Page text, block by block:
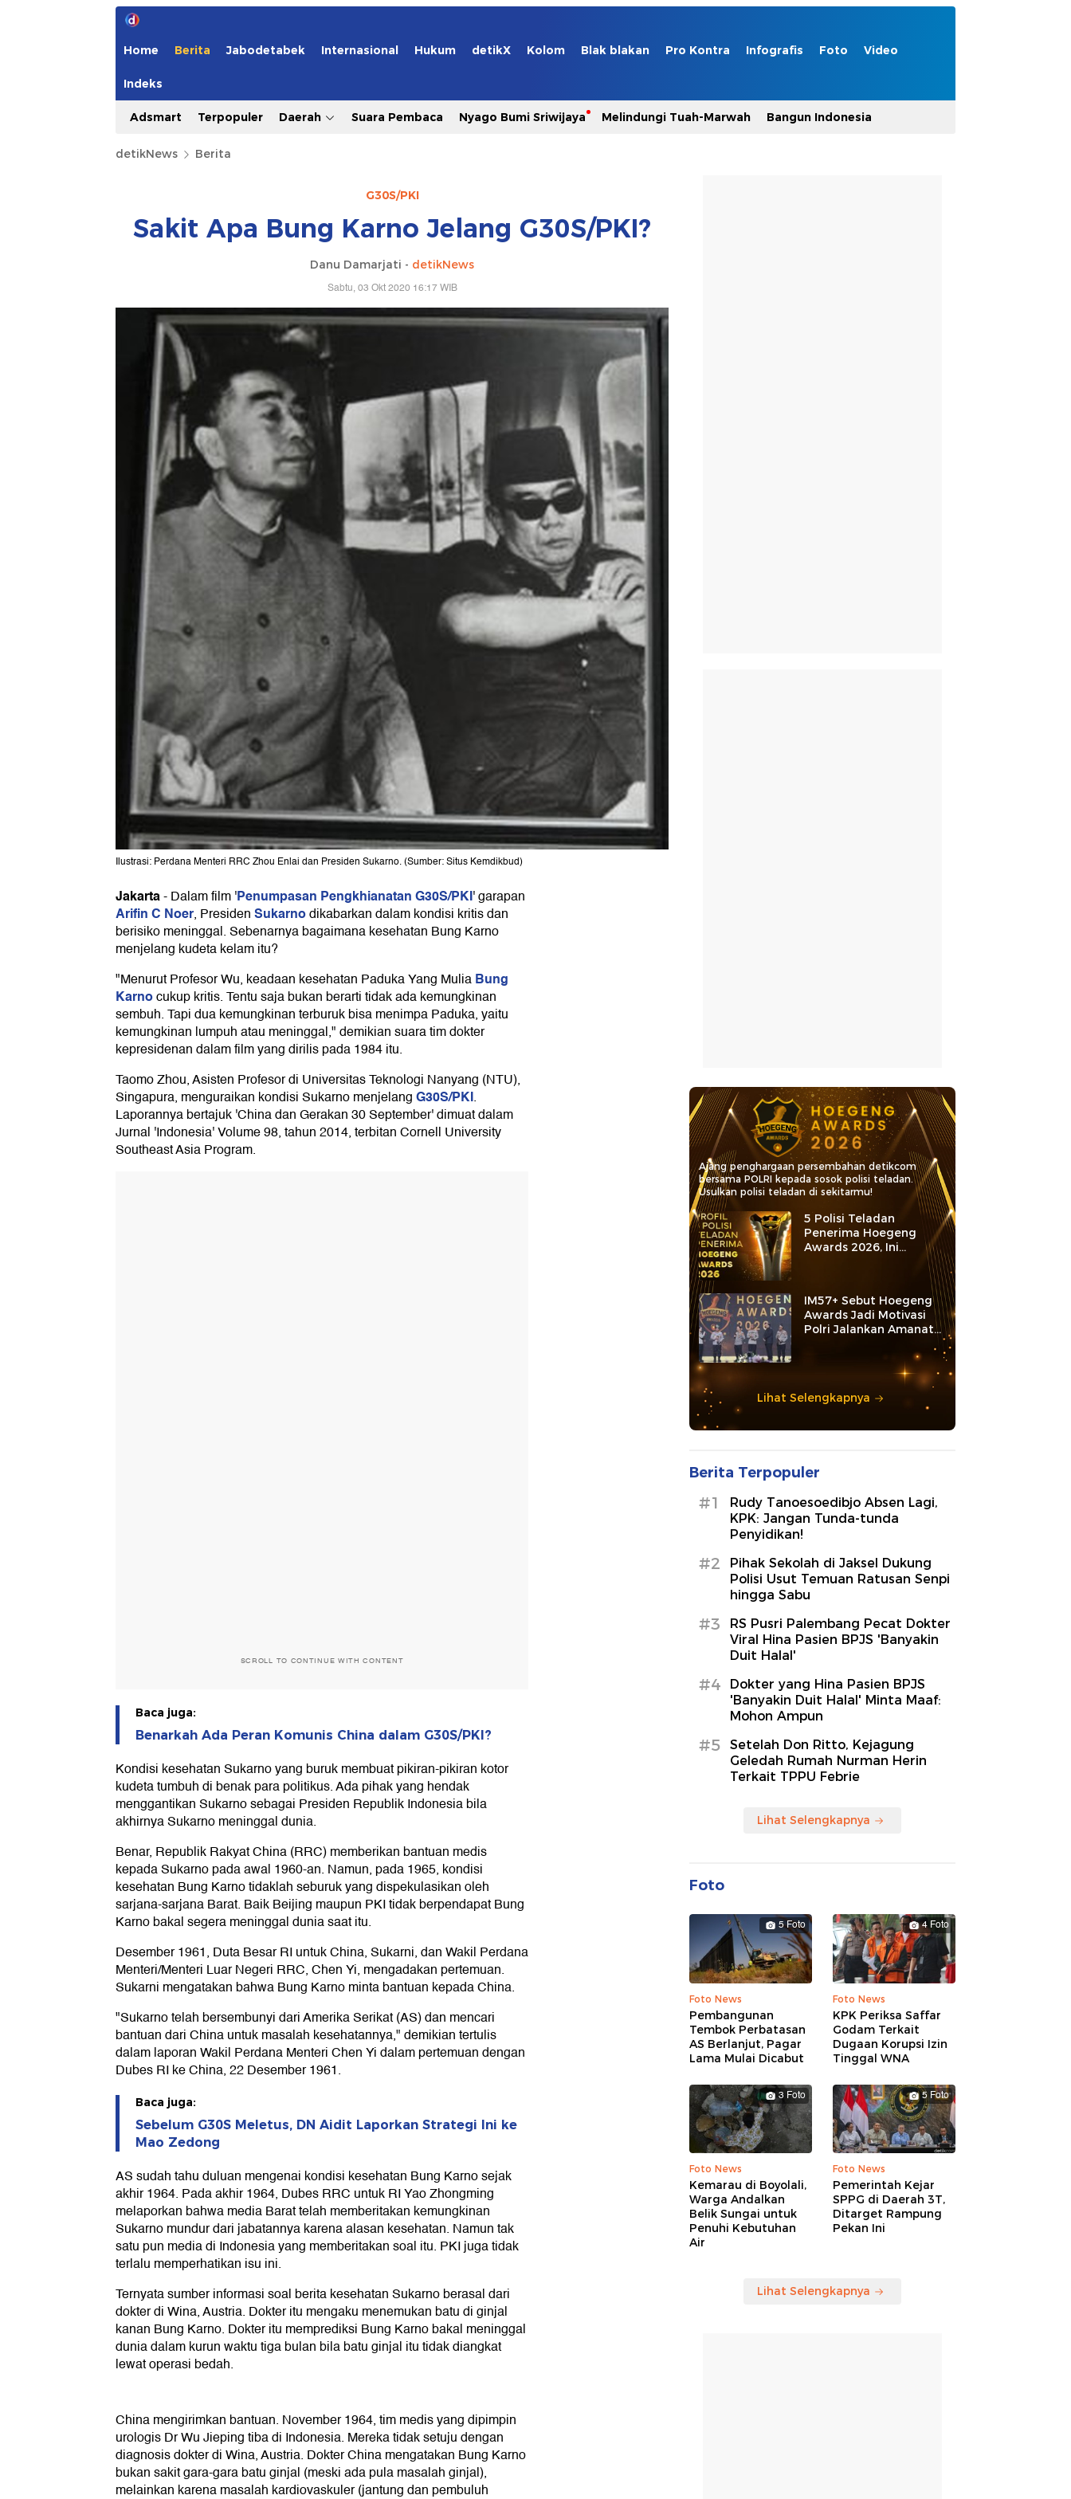
Home Berita Jabodetabek Internasional Hukum detikX Kolom Blak blakan Pro Kontra Infografis Foto Video
Indeks
Adsmart Terpopuler Daerah Suara Pembaca Nyago Bumi Sriwijaya Melindungi Tuah-Marwah Bangun Indonesia
detikNews Berita
G30S/PKI
Sakit Apa Bung Karno Jelang G30S/PKI?
Danu Damarjati - detikNews
Sabtu, 03 Okt 2020 16:17 WIB
Ilustrasi: Perdana Menteri RRC Zhou Enlai dan Presiden Sukarno. (Sumber: Situs Kemdikbud)
Jakarta-Dalam film 'Penumpasan Pengkhianatan G30S/PKI' garapan
Arifin C Noer, PresidenSukarnodikabarkan dalam kondisi kritis dan
berisiko meninggal. Sebenarnya bagaimana kesehatan Bung Karno
menjelang kudeta kelam itu?
"Menurut Profesor Wu, keadaan kesehatan Paduka Yang MuliaBung
Karnocukup kritis. Tentu saja bukan berarti tidak ada kemungkinan
sembuh. Tapi dua kemungkinan terburuk bisa menimpa Paduka, yaitu
kemungkinan lumpuh atau meninggal," demikian suara tim dokter
kepresidenan dalam film yang dirilis pada 1984 itu.
Taomo Zhou, Asisten Profesor di Universitas Teknologi Nanyang (NTU),
Singapura, menguraikan kondisi Sukarno menjelangG30S/PKI.
Laporannya bertajuk 'China dan Gerakan 30 September' dimuat dalam
Jurnal 'Indonesia' Volume 98, tahun 2014, terbitan Cornell University
Southeast Asia Program.
SCROLL TO CONTINUE WITH CONTENT
Baca juga:
Benarkah Ada Peran Komunis China dalam G30S/PKI?
Kondisi kesehatan Sukarno yang buruk membuat pikiran-pikiran kotor
kudeta tumbuh di benak para politikus. Ada pihak yang hendak
menggantikan Sukarno sebagai Presiden Republik Indonesia bila
akhirnya Sukarno meninggal dunia.
Benar, Republik Rakyat China (RRC) memberikan bantuan medis
kepada Sukarno pada awal 1960-an. Namun, pada 1965, kondisi
kesehatan Bung Karno tidaklah seburuk yang dispekulasikan oleh
sarjana-sarjana Barat. Baik Beijing maupun PKI tidak berpendapat Bung
Karno bakal segera meninggal dunia saat itu.
Desember 1961, Duta Besar RI untuk China, Sukarni, dan Wakil Perdana
Menteri/Menteri Luar Negeri RRC, Chen Yi, mengadakan pertemuan.
Sukarni mengatakan bahwa Bung Karno minta bantuan kepada China.
"Sukarno telah bersembunyi dari Amerika Serikat (AS) dan mencari
bantuan dari China untuk masalah kesehatannya," demikian tertulis
dalam laporan Wakil Perdana Menteri Chen Yi dalam pertemuan dengan
Dubes RI ke China, 22 Desember 1961.
Baca juga:
Sebelum G30S Meletus, DN Aidit Laporkan Strategi Ini ke
Mao Zedong
AS sudah tahu duluan mengenai kondisi kesehatan Bung Karno sejak
akhir 1964. Pada akhir 1964, Dubes RRC untuk RI Yao Zhongming
melaporkan bahwa media Barat telah memberitakan kemungkinan
Sukarno mundur dari jabatannya karena alasan kesehatan. Namun tak
satu pun media di Indonesia yang memberitakan soal itu. PKI juga tidak
terlalu memperhatikan isu ini.
Ternyata sumber informasi soal berita kesehatan Sukarno berasal dari
dokter di Wina, Austria. Dokter itu mengaku menemukan batu di ginjal
kanan Bung Karno. Dokter itu memprediksi Bung Karno bakal meninggal
dunia dalam kurun waktu tiga bulan bila batu ginjal itu tidak diangkat
lewat operasi bedah.
China mengirimkan bantuan. November 1964, tim medis yang dipimpin
urologis Dr Wu Jieping tiba di Indonesia. Mereka tidak setuju dengan
diagnosis dokter di Wina, Austria. Dokter China mengatakan Bung Karno
bukan sakit gara-gara batu ginjal (meski ada pula masalah ginjal),
melainkan karena masalah kardiovaskuler (jantung dan pembuluh
Ajang penghargaan persembahan detikcom
bersama POLRI kepada sosok polisi teladan.
Usulkan polisi teladan di sekitarmu!
5 Polisi Teladan
Penerima Hoegeng
Awards 2026, Ini
Kategori dan Kiprahnya
IM57+ Sebut Hoegeng
Awards Jadi Motivasi
Polri Jalankan Amanat
Lihat Selengkapnya
Berita Terpopuler
#1
Rudy Tanoesoedibjo Absen Lagi,
KPK: Jangan Tunda-tunda
Penyidikan!
#2
Pihak Sekolah di Jaksel Dukung
Polisi Usut Temuan Ratusan Senpi
hingga Sabu
#3
RS Pusri Palembang Pecat Dokter
Viral Hina Pasien BPJS 'Banyakin
Duit Halal'
#4
Dokter yang Hina Pasien BPJS
'Banyakin Duit Halal' Minta Maaf:
Mohon Ampun
#5
Setelah Don Ritto, Kejagung
Geledah Rumah Nurman Herin
Terkait TPPU Febrie
Lihat Selengkapnya
Foto
5 Foto
Foto News
Pembangunan
Tembok Perbatasan
AS Berlanjut, Pagar
Lama Mulai Dicabut
4 Foto
Foto News
KPK Periksa Saffar
Godam Terkait
Dugaan Korupsi Izin
Tinggal WNA
3 Foto
Foto News
Kemarau di Boyolali,
Warga Andalkan
Belik Sungai untuk
Penuhi Kebutuhan
Air
5 Foto
Foto News
Pemerintah Kejar
SPPG di Daerah 3T,
Ditarget Rampung
Pekan Ini
Lihat Selengkapnya